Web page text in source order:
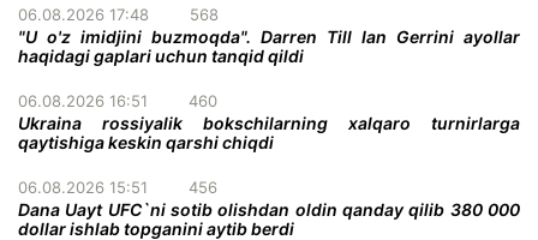
06.08.2026 17:48 568
"U o'z imidjini buzmoqda". Darren Till Ian Gerrini ayollar
haqidagi gaplari uchun tanqid qildi
06.08.2026 16:51 460
Ukraina rossiyalik bokschilarning xalqaro turnirlarga
qaytishiga keskin qarshi chiqdi
06.08.2026 15:51 456
Dana Uayt UFC`ni sotib olishdan oldin qanday qilib 380 000
dollar ishlab topganini aytib berdi